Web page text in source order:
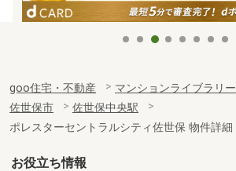
goo住宅・不動産 マンションライブラリー
佐世保市
佐世保中央駅
ポレスターセントラルシティ佐世保 物件詳細
お役立ち情報